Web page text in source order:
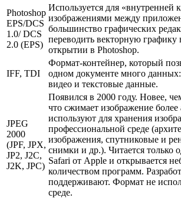
Photoshop
EPS/DCS
1.0/ DCS
2.0 (EPS)
Используется для «внутренней
изображениями между
большинство графических
переводить векторную графику
открытии в Photoshop.
IFF, TDI
Формат-контейнер, который
одном документе много
видео и текстовые данные.
JPEG
2000
(JPF, JPX,
JP2, J2C,
J2K, JPC)
Появился в 2000 году. Новее,
что сжимает изображение более
используют для хранения
профессиональной среде
изображения, спутниковые и
снимки и др.). Читается только
Safari от Apple и открывается
количеством программ.
поддерживают. Формат не
среде.